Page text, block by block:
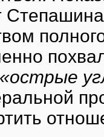
«острые